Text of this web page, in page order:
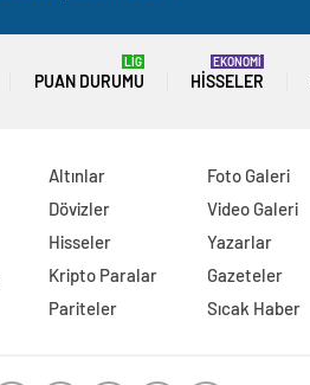
PUAN DURUMU
LİG
HISSELER
EKONOMİ
Altınlar
Dövizler
Hisseler
Kripto Paralar
Pariteler
Foto Galeri
Video Galeri
Yazarlar
Gazeteler
Sıcak Haber